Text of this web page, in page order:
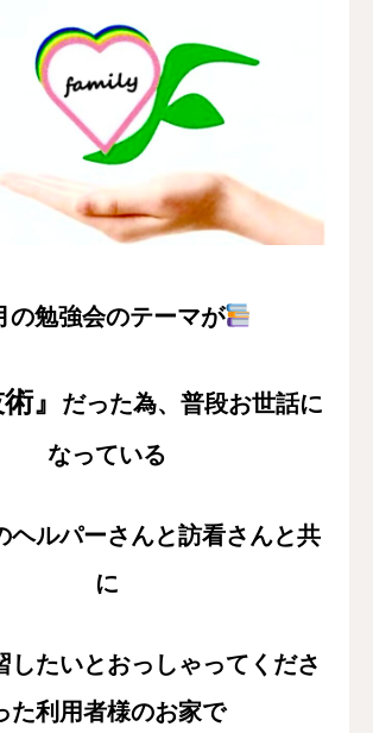
の勉強会のテーマが
』 だった為、 普段お世話に
なっている
ヘルパーさんと訪看さんと共
に
したいとおっしゃってくださ
た利用者様のお家で